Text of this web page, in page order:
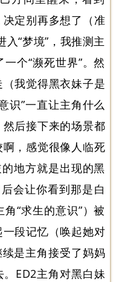
定别再多想了（准
“梦境”，我推测主
个“濒死世界”。然
我觉得黑衣妹子是
识”一直让主角什么
后接下来的场景都
，感觉很像人临死
地方就是出现的黑
会让你看到那是白
“求生的意识”）被
段记忆（唤起她对
是主角接受了妈妈
ED2主角对黑白妹